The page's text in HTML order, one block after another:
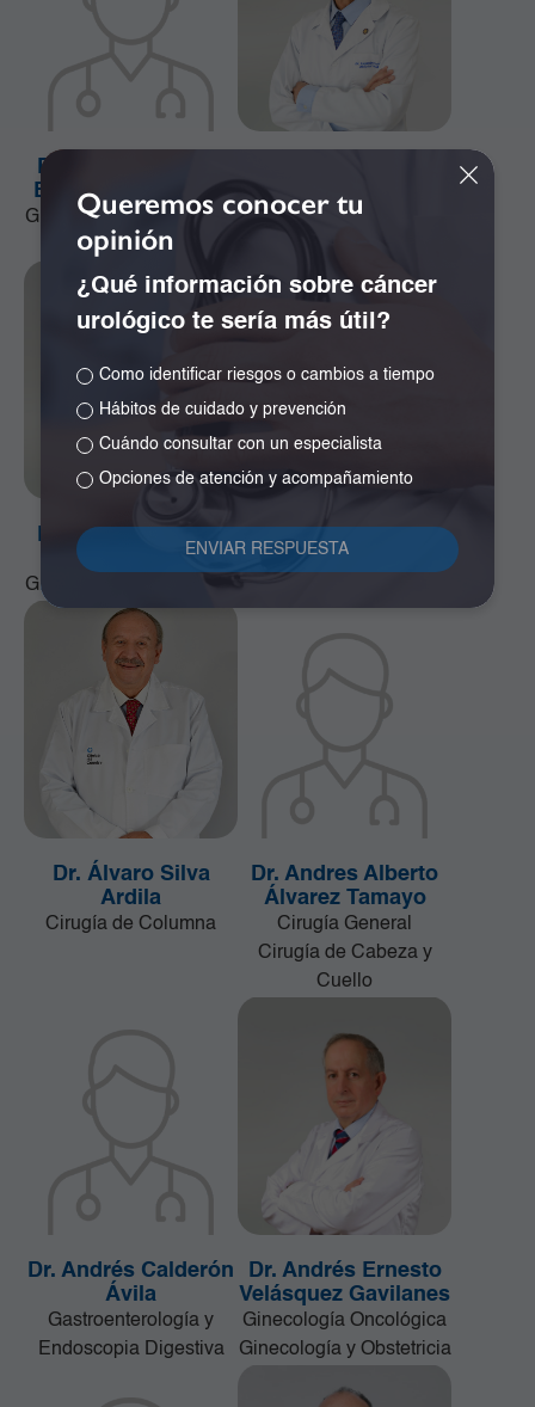
Dr. Alejandro José
Bonivento Jiménez
Ginecología y Obstetricia
Girón
Especialista en
Dr. Alfonso Correa
Ginecología y Obstetricia
Quiñonez
Dr. Álvaro Silva
Ardila
Cirugía de Columna
Dr. Andres Alberto
Álvarez Tamayo
Cirugía General
Cirugía de Cabeza y
Cuello
Dr. Andrés Calderón
Ávila
Gastroenterología y
Endoscopia Digestiva
Dr. Andrés Ernesto
Velásquez Gavilanes
Ginecología Oncológica
Ginecología y Obstetricia
Queremos conocer tu
opinión
¿Qué información sobre cáncer
urológico te sería más útil?
Como identificar riesgos o cambios a tiempo
Hábitos de cuidado y prevención
Cuándo consultar con un especialista
Opciones de atención y acompañamiento